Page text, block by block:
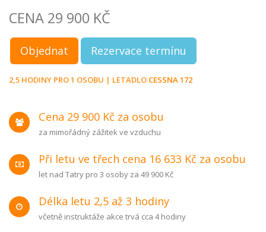
CENA 29 900 KČ
Objednat Rezervace termínu
2,5 HODINY PRO 1 OSOBU | LETADLO CESSNA 172
Cena 29 900 Kč za osobu
za mimořádný zážitek ve vzduchu
Při letu ve třech cena 16 633 Kč za osobu
let nad Tatry pro 3 osoby za 49 900 Kč
Délka letu 2,5 až 3 hodiny
včetně instruktáže akce trvá cca 4 hodiny